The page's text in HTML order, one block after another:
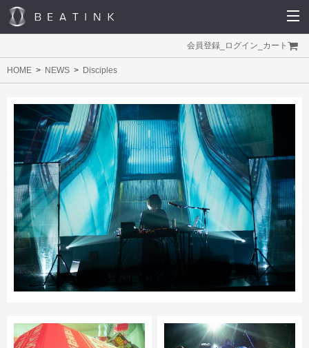
会員登録 ログイン カート
HOME NEWS Disciples